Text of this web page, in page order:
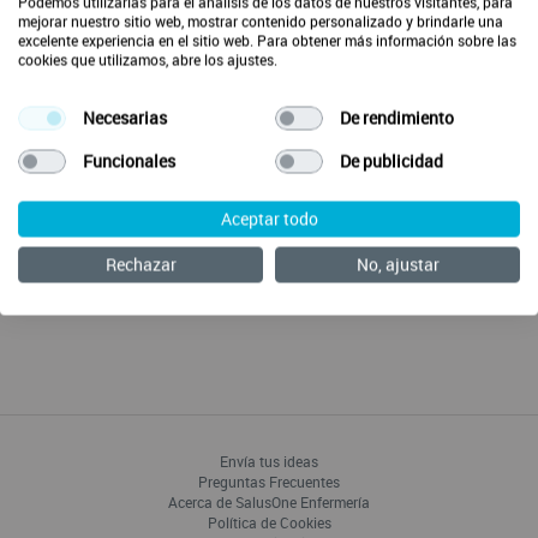
Fecha/Hora
Miércoles 16/03/2022
Para acceder a este webinar deberás iniciar sesión o
Ver webinar
Envía tus ideas
Preguntas Frecuentes
Acerca de SalusOne Enfermería
Política de Cookies
mejorar nuestro sitio web, mostrar contenido personalizado y brindarle una
excelente experiencia en el sitio web. Para obtener más información sobre las
cookies que utilizamos, abre los ajustes.
Necesarias
De rendimiento
Funcionales
De publicidad
Aceptar todo
Rechazar
No, ajustar